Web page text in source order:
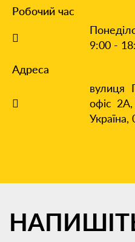
Робочий час
9:00 -
Адреса
вулиця
офіс
Україна,